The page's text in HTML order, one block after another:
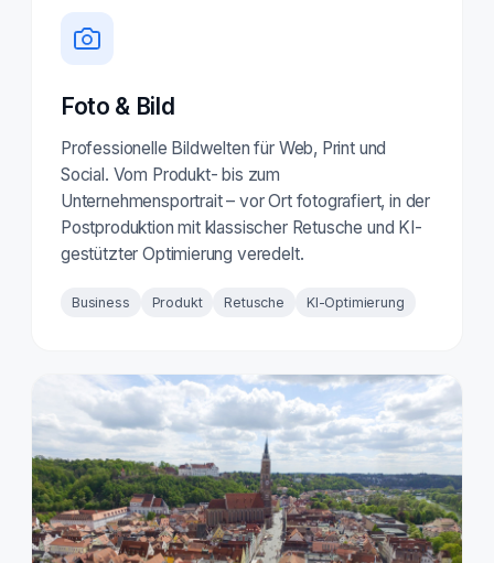
Foto & Bild
Professionelle Bildwelten für Web, Print und
Social. Vom Produkt- bis zum
Unternehmensportrait – vor Ort fotografiert, in der
Postproduktion mit klassischer Retusche und KI-
gestützter Optimierung veredelt.
Business Produkt Retusche KI-Optimierung